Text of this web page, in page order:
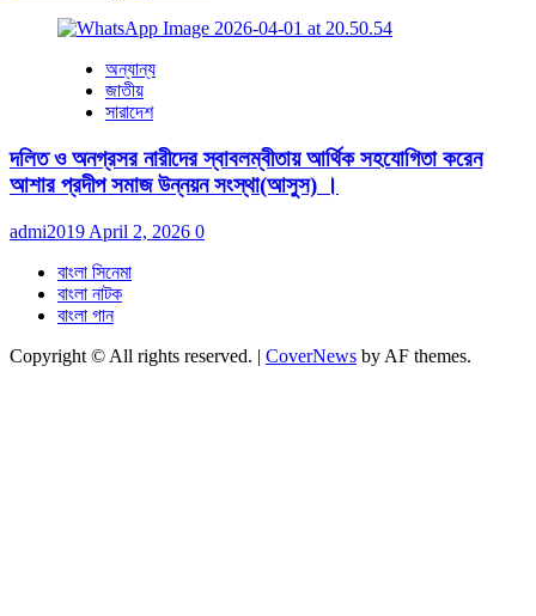
অন্যান্য
জাতীয়
সারাদেশ
দলিত ও অনগ্রসর নারীদের স্বাবলম্বীতায় আর্থিক সহযোগিতা করেন
আশার প্রদীপ সমাজ উন্নয়ন সংস্থা(আসুস) ।
admi2019 April 2, 2026 0
বাংলা সিনেমা
বাংলা নাটক
বাংলা গান
Copyright © All rights reserved. | CoverNews by AF themes.